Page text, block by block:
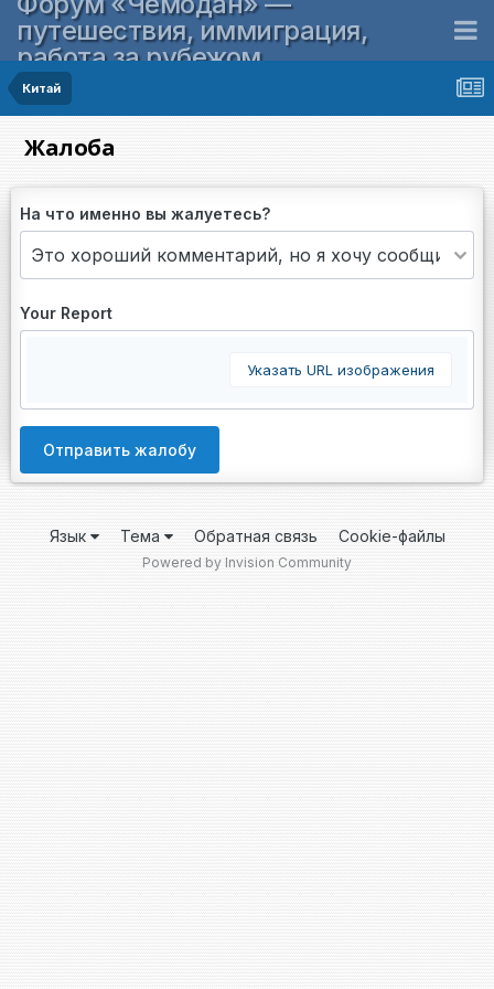
путешествия, иммиграция,
работа за рубежом
Китай
Жалоба
На что именно вы жалуетесь?
Your Report
Указать URL изображения
Отправить жалобу
Язык Тема Обратная связь Cookie-файлы
Powered by Invision Community